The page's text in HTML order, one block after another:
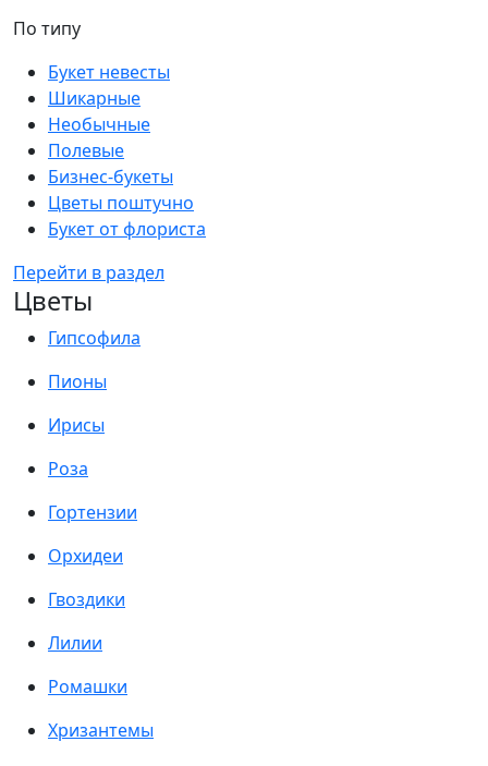
По типу
Букет невесты
Шикарные
Необычные
Полевые
Бизнес-букеты
Цветы поштучно
Букет от флориста
Перейти в раздел
Цветы
Гипсофила
Пионы
Ирисы
Роза
Гортензии
Орхидеи
Гвоздики
Лилии
Ромашки
Хризантемы